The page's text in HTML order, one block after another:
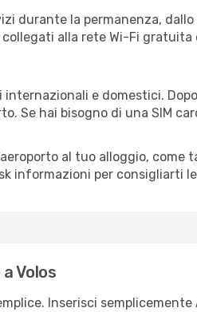
durante la permanenza,
alla rete Wi-Fi
internazionali e domestici.
Se hai bisogno di una SIM
al tuo alloggio,
informazioni per consigliarti
Volos
Inserisci